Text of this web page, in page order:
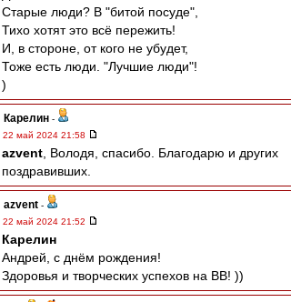
Старые люди? В "битой посуде",
Тихо хотят это всё пережить!
И, в стороне, от кого не убудет,
Тоже есть люди. "Лучшие люди"!
)
Карелин -
22 май 2024 21:58
azvent , Володя, спасибо. Благодарю и других
поздравивших.
azvent -
22 май 2024 21:52
Карелин
Андрей, с днём рождения!
Здоровья и творческих успехов на ВВ! ))